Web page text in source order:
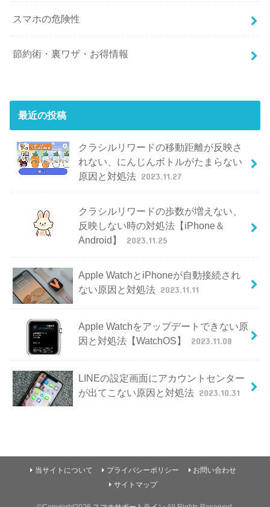
スマホの危険性
節約術・裏ワザ・お得情報
最近の投稿
クラシルリワードの移動距離が反映さ
れない、にんじんボトルがたまらない
原因と対処法 2023.11.27
クラシルリワードの歩数が増えない、
反映しない時の対処法【iPhone＆
Android】
2023.11.25
Apple WatchとiPhoneが自動接続され
ない原因と対処法 2023.11.11
Apple Watchをアップデートできない原
因と対処法【WatchOS】
2023.11.08
LINEの設定画面にアカウントセンター
が出てこない原因と対処法 2023.10.31
当サイトについて プライバシーポリシー
お問い合わせ
サイトマップ